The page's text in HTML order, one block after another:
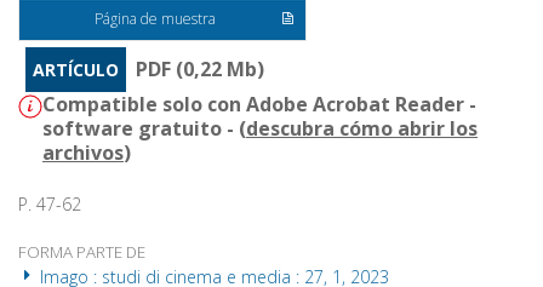
Página de muestra
ARTÍCULO
PDF (0,22 Mb)
Compatible solo con Adobe Acrobat Reader -
software gratuito - (descubra cómo abrir los
archivos)
P. 47-62
FORMA PARTE DE
Imago : studi di cinema e media : 27, 1, 2023